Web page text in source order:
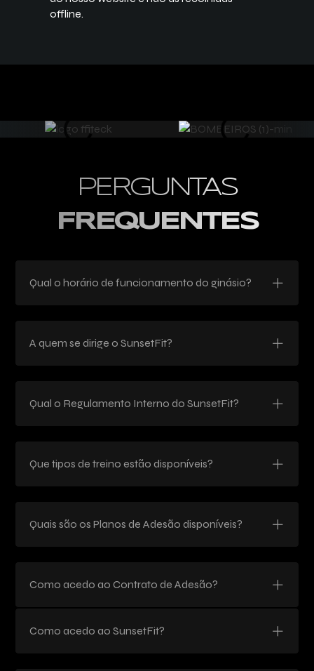
offline.
PERGUNTAS
FREQUENTES
Qual o horário de funcionamento do ginásio?
A quem se dirige o SunsetFit?
Qual o Regulamento Interno do SunsetFit?
Que tipos de treino estão disponíveis?
Quais são os Planos de Adesão disponíveis?
Como acedo ao Contrato de Adesão?
Como acedo ao SunsetFit?